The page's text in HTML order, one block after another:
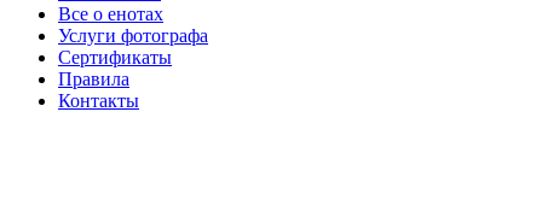
Все о енотах
Услуги фотографа
Cертификаты
Правила
Контакты